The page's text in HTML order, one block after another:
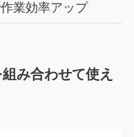
業効率アップ
み合わせて使え